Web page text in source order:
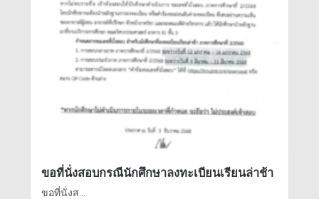
ขอที่นั่งสอบกรณีนักศึกษาลงทะเบียนเรียนล่าช้า
ขอที่นั่งส...